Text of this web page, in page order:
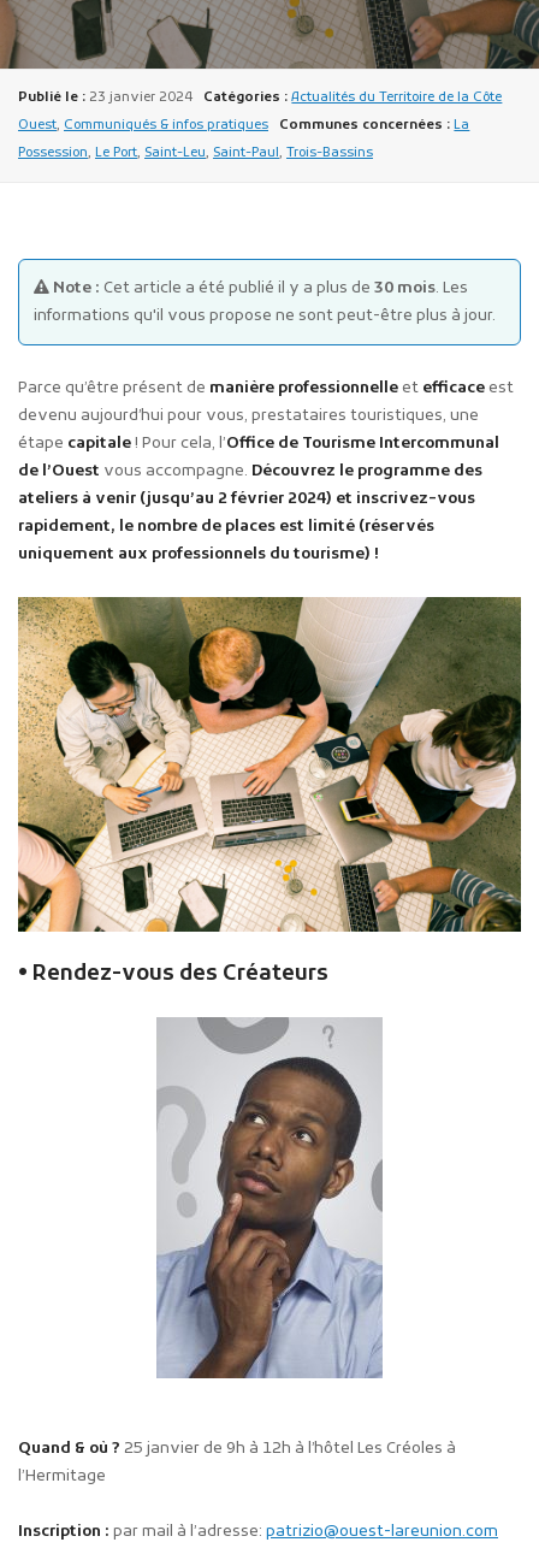
Plans d'accès
Publié le : 23 janvier 2024 Catégories : Actualités du Territoire de la Côte
Ouest, Communiqués & infos pratiques Communes concernées : La
Possession, Le Port, Saint-Leu, Saint-Paul, Trois-Bassins
Note : Cet article a été publié il y a plus de 30 mois. Les
informations qu'il vous propose ne sont peut-être plus à jour.
Parce qu’être présent de manière professionnelleet efficaceest
devenu aujourd’hui pour vous, prestataires touristiques, une
étape capitale! Pour cela, l’Office de Tourisme Intercommunal
de l’Ouest vous accompagne. Découvrez le programme des
ateliers à venir (jusqu’au 2 février 2024) et inscrivez-vous
rapidement, le nombre de places est limité (réservés
uniquement aux professionnels du tourisme) !
• Rendez-vous des Créateurs
Quand & où ? 25 janvier de 9h à 12h à l’hôtel Les Créoles à
l’Hermitage
Inscription : par mail à l’adresse: patrizio@ouest-lareunion.com